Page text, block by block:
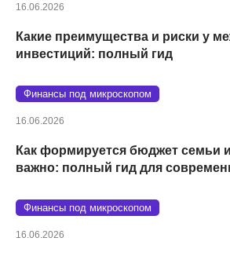
16.06.2026
Какие преимущества и риски у
инвестиций: полный гид
Финансы под микроскопом
16.06.2026
Как формируется бюджет семьи
важно: полный гид для
Финансы под микроскопом
16.06.2026